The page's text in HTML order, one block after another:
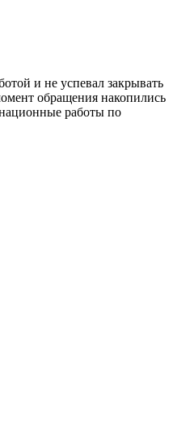
и не успевал закрывать
обращения накопились
работы по